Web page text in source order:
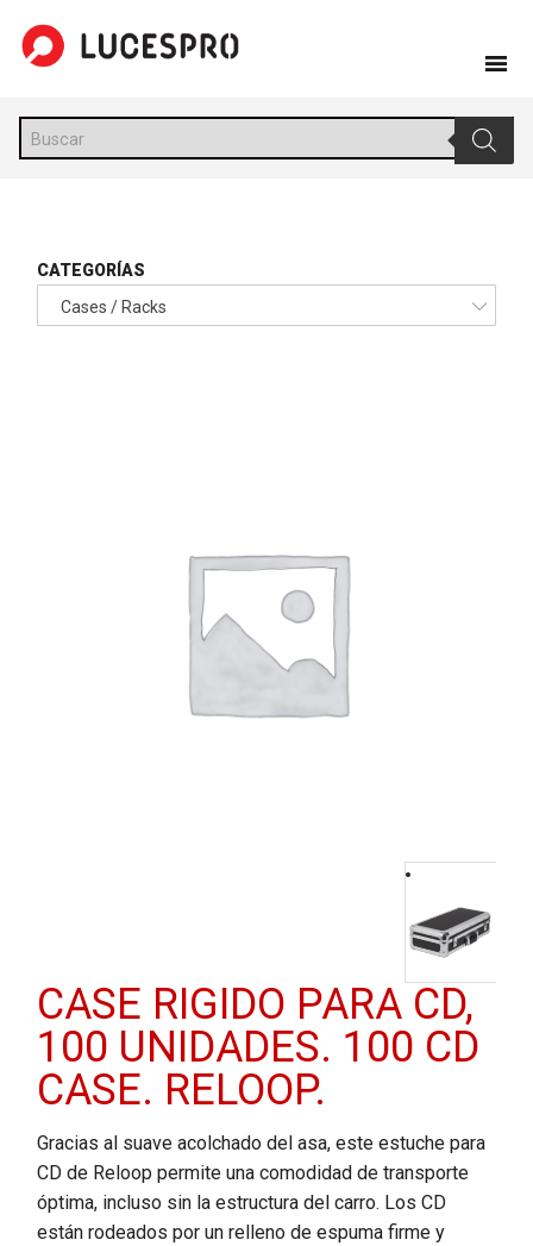
content
Búsqueda
de
productos
CASE RIGIDO PARA CD,
100 UNIDADES. 100 CD
CASE. RELOOP.
Gracias al suave acolchado del asa, este estuche para
CD de Reloop permite una comodidad de transporte
óptima, incluso sin la estructura del carro. Los CD
están rodeados por un relleno de espuma firme y
CATEGORÍAS
Cases / Racks